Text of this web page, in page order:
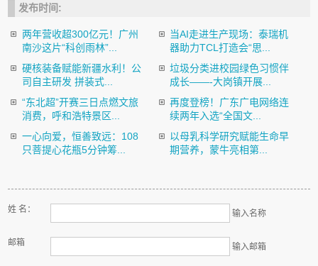
发布时间:
两年营收超300亿元！广州
南沙这片“科创雨林”...
当AI走进生产现场：泰瑞机
器助力TCL打造会“思...
硬核装备赋能新疆水利！公
司自主研发 拼装式...
垃圾分类进校园绿色习惯伴
成长——-大岗镇开展...
“东北超”开赛三日点燃文旅
消费，呼和浩特景区...
再度登榜！广东广电网络连
续两年入选“全国文...
一心向爱，恒善致远：108
只菩提心花瓶5分钟筹...
以母乳科学研究赋能生命早
期营养，蒙牛亮相第...
姓 名： 输入名称
邮箱 输入邮箱